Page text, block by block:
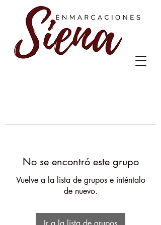
No se encontró este grupo
Vuelve a la lista de grupos e inténtalo
de nuevo.